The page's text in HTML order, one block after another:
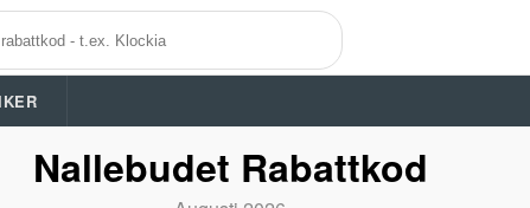
Nallebudet Rabattkod